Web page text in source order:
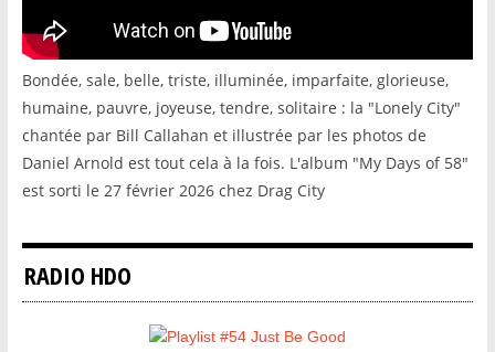
Bondée, sale, belle, triste, illuminée, imparfaite, glorieuse,
humaine, pauvre, joyeuse, tendre, solitaire : la "Lonely City"
chantée par Bill Callahan et illustrée par les photos de
Daniel Arnold est tout cela à la fois. L'album "My Days of 58"
est sorti le 27 février 2026 chez Drag City
RADIO HDO